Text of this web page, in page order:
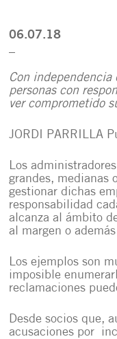
06.07.18
Con independencia
personas con
ver comprometido
JORDI PARRILLA
Los
grandes, medianas
gestionar dichas
responsabilidad
alcanza al ámbito
al margen o
Los ejemplos son
imposible
reclamaciones
Desde socios que,
acusaciones por